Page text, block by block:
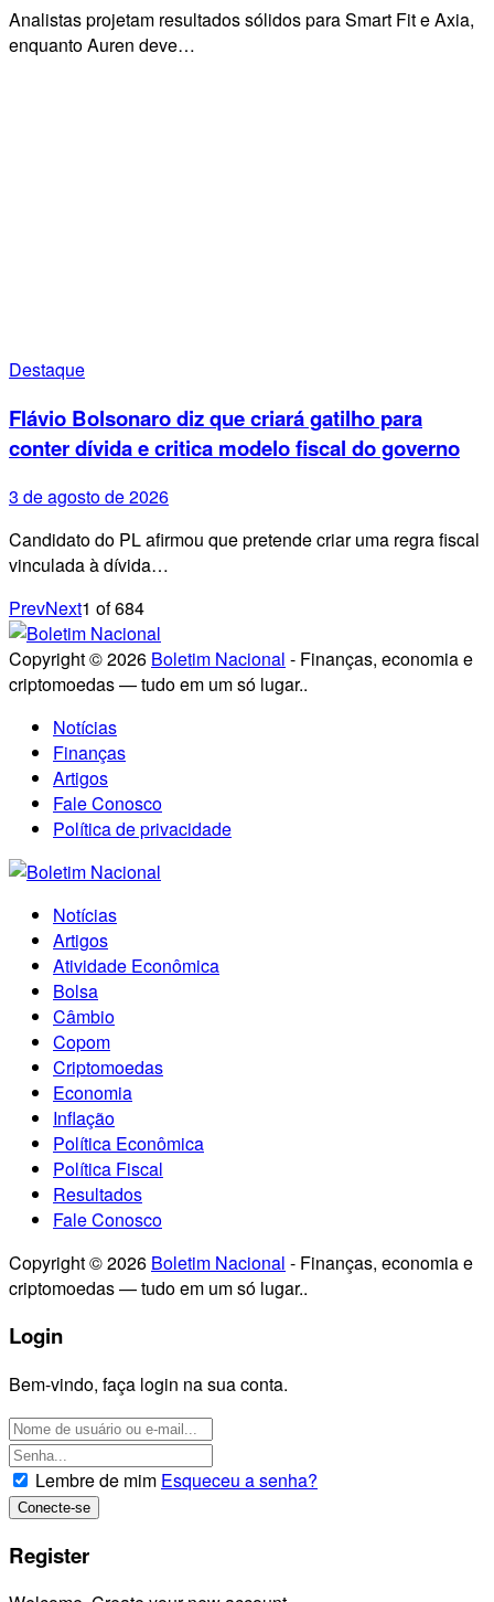
Analistas projetam resultados sólidos para Smart Fit e Axia,
enquanto Auren deve…
Destaque
Flávio Bolsonaro diz que criará gatilho para
conter dívida e critica modelo fiscal do governo
3 de agosto de 2026
Candidato do PL afirmou que pretende criar uma regra fiscal
vinculada à dívida…
PrevNext1 of684
Copyright © 2026 Boletim Nacional - Finanças, economia e
criptomoedas — tudo em um só lugar..
Notícias
Finanças
Artigos
Fale Conosco
Política de privacidade
Notícias
Artigos
Atividade Econômica
Bolsa
Câmbio
Copom
Criptomoedas
Economia
Inflação
Política Econômica
Política Fiscal
Resultados
Fale Conosco
Copyright © 2026 Boletim Nacional - Finanças, economia e
criptomoedas — tudo em um só lugar..
Login
Bem-vindo, faça login na sua conta.
Lembre de mim Esqueceu a senha?
Register